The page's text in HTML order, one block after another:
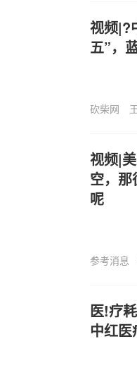
视频|?
五”，
砍柴网
视频|
空，
呢
参考消息
医!疗
中红